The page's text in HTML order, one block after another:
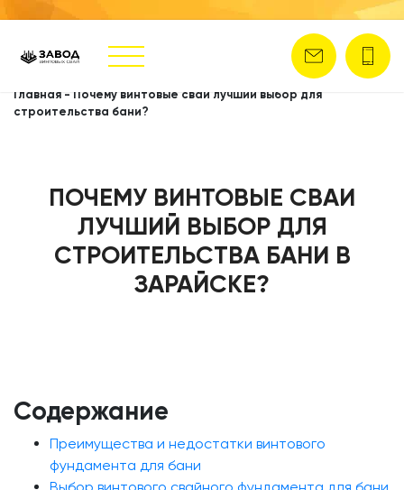
Главная - Почему винтовые сваи лучший выбор для
строительства бани?
ПОЧЕМУ ВИНТОВЫЕ СВАИ
ЛУЧШИЙ ВЫБОР ДЛЯ
СТРОИТЕЛЬСТВА БАНИ В
ЗАРАЙСКЕ?
Содержание
Преимущества и недостатки винтового
фундамента для бани